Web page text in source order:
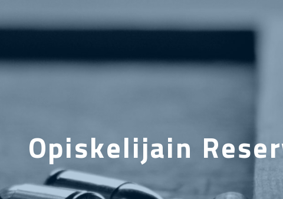
Opiskelijain